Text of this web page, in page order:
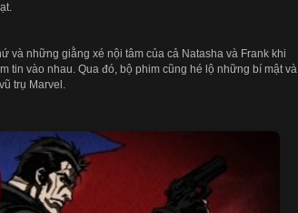
và những giằng xé nội tâm của cả Natasha và Frank khi
tin vào nhau. Qua đó, bộ phim cũng hé lộ những bí mật và
trụ Marvel.